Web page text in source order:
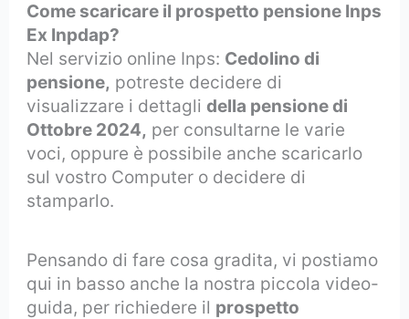
Come scaricare il prospetto pensione Inps
Ex Inpdap?
Nel servizio online Inps: Cedolino di
pensione, potreste decidere di
visualizzare i dettaglidella pensione di
Ottobre 2024, per consultarne le varie
voci, oppure è possibile anche scaricarlo
sul vostro Computer o decidere di
stamparlo.
Pensando di fare cosa gradita, vi postiamo
qui in basso anche la nostra piccola video-
guida, per richiedere il prospetto